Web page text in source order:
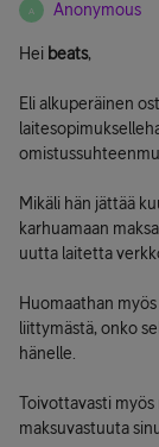
A Anonymous
Hei beats,
Eli alkuperäinen
Mikäli hän jättää
karhuamaan
uutta laitetta
Huomaathan
liittymästä, onko
hänelle.
Toivottavasti
maksuvastuuta